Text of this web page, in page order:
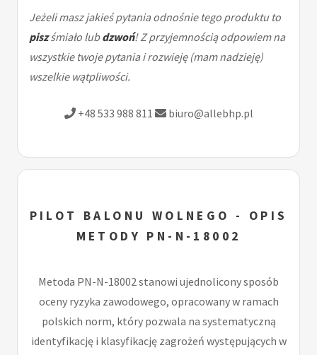
Jeżeli masz jakieś pytania odnośnie tego produktu to
piszśmiało lubdzwoń! Z przyjemnością odpowiem na
wszystkie twoje pytania i rozwieję (mam nadzieję)
wszelkie wątpliwości.
+48 533 988 811 biuro@allebhp.pl
PILOT BALONU WOLNEGO - OPIS
METODY PN-N-18002
Metoda PN-N-18002 stanowi ujednolicony sposób
oceny ryzyka zawodowego, opracowany w ramach
polskich norm, który pozwala na systematyczną
identyfikację i klasyfikację zagrożeń występujących w